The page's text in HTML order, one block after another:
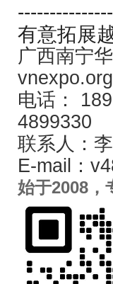
有意拓展
广西南宁
vnexpo.org
电话：
4899330
联系人：
E-mail：
始于2008，